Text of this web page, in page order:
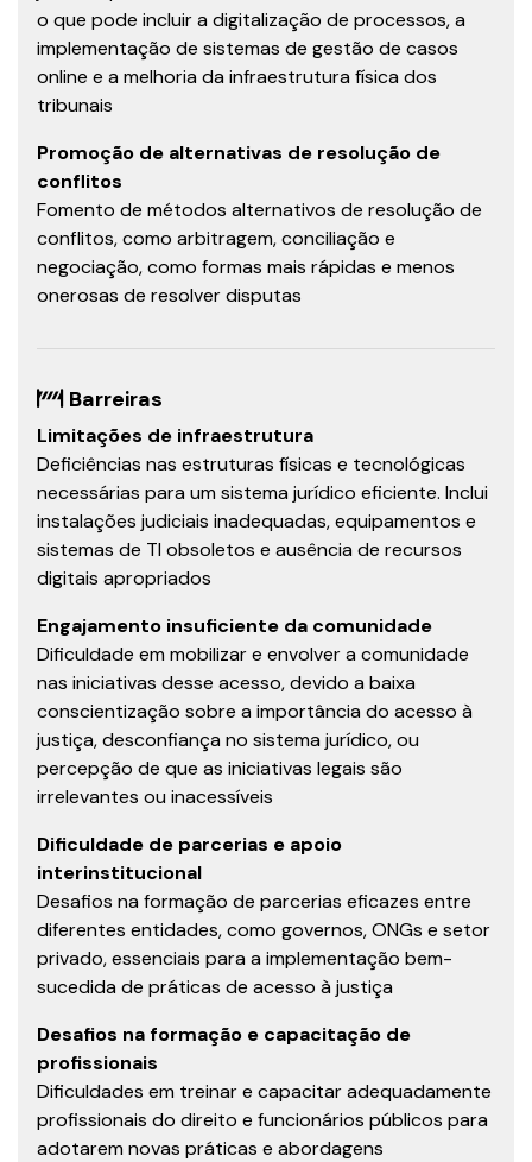
o que pode incluir a digitalização de processos, a
implementação de sistemas de gestão de casos
online e a melhoria da infraestrutura física dos
tribunais
Promoção de alternativas de resolução de
conflitos
Fomento de métodos alternativos de resolução de
conflitos, como arbitragem, conciliação e
negociação, como formas mais rápidas e menos
onerosas de resolver disputas
Barreiras
Limitações de infraestrutura
Deficiências nas estruturas físicas e tecnológicas
necessárias para um sistema jurídico eficiente. Inclui
instalações judiciais inadequadas, equipamentos e
sistemas de TI obsoletos e ausência de recursos
digitais apropriados
Engajamento insuficiente da comunidade
Dificuldade em mobilizar e envolver a comunidade
nas iniciativas desse acesso, devido a baixa
conscientização sobre a importância do acesso à
justiça, desconfiança no sistema jurídico, ou
percepção de que as iniciativas legais são
irrelevantes ou inacessíveis
Dificuldade de parcerias e apoio
interinstitucional
Desafios na formação de parcerias eficazes entre
diferentes entidades, como governos, ONGs e setor
privado, essenciais para a implementação bem-
sucedida de práticas de acesso à justiça
Desafios na formação e capacitação de
profissionais
Dificuldades em treinar e capacitar adequadamente
profissionais do direito e funcionários públicos para
adotarem novas práticas e abordagens